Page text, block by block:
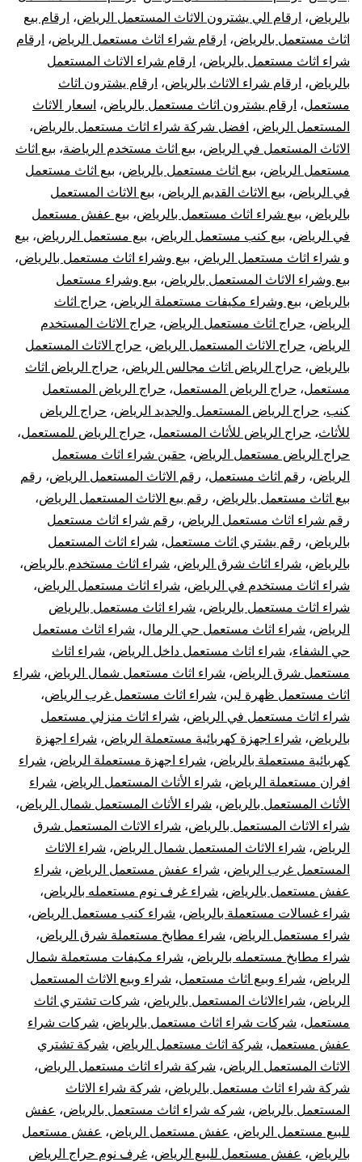
بالرياض، ارقام الي يشترون الاثاث المستعمل الرياض، ارقام بيع
اثاث مستعمل بالرياض، ارقام شراء اثاث مستعمل الرياض، ارقام
شراء اثاث مستعمل بالرياض، ارقام شراء الاثاث المستعمل
بالرياض، ارقام شراء الاثاث بالرياض، ارقام يشترون اثاث
مستعمل، ارقام يشترون اثاث مستعمل بالرياض، اسعار الاثاث
المستعمل الرياض، افضل شركة شراء اثاث مستعمل بالرياض،
الاثاث المستعمل في الرياض، بيع اثاث مستخدم الرياضة، بيع اثاث
مستعمل الرياض، بيع اثاث مستعمل بالرياض، بيع اثاث مستعمل
في الرياض، بيع الاثاث القديم الرياض، بيع الاثاث المستعمل
بالرياض، بيع شراء اثاث مستعمل بالرياض، بيع عفش مستعمل
في الرياض، بيع كنب مستعمل الرياض، بيع مستعمل الررياض، بيع
و شراء اثاث مستعمل الرياض، بيع وشراء اثاث مستعمل بالرياض،
بيع وشراء الاثاث المستعمل بالرياض، بيع وشراء مستعمل
بالرياض، بيع وشراء مكيفات مستعملة الرياض، حراج اثاث
الرياض، حراج اثاث مستعمل الرياض، حراج الاثاث المستخدم
الرياض، حراج الاثاث المستعمل الرياض، حراج الاثاث المستعمل
بالرياض، حراج الرياض اثاث مجالس الرياض، حراج الرياض اثاث
مستعمل، حراج الرياض المستعمل، حراج الرياض المستعمل
كنب، حراج الرياض المستعمل والجديد الرياض، حراج الرياض
للأثاث، حراج الرياض للأثاث المستعمل، حراج الرياض للمستعمل،
حراج الرياض مستعمل الرياض، حقين شراء اثاث مستعمل
الرياض، رقم اثاث مستعمل، رقم الاثاث المستعمل الرياض، رقم
بيع اثاث مستعمل بالرياض، رقم بيع الاثاث المستعمل الرياض،
رقم شراء اثاث مستعمل الرياض، رقم شراء اثاث مستعمل
بالرياض، رقم يشتري اثاث مستعمل، شراء اثاث المستعمل
بالرياض، شراء اثاث شرق الرياض، شراء اثاث مستخدم بالرياض،
شراء اثاث مستخدم في الرياض، شراء اثاث مستعمل الرياض،
شراء اثاث مستعمل بالرياض، شراء اثاث مستعمل بالرياض
الرياض، شراء اثاث مستعمل حي الرمال، شراء اثاث مستعمل
حي الشفاء، شراء اثاث مستعمل داخل الرياض، شراء اثاث
مستعمل شرق الرياض، شراء اثاث مستعمل شمال الرياض، شراء
اثاث مستعمل ظهرة لبن، شراء اثاث مستعمل غرب الرياض،
شراء اثاث مستعمل في الرياض، شراء اثاث منزلي مستعمل
بالرياض، شراء اجهزة كهربائية مستعملة الرياض، شراء اجهزة
كهربائية مستعملة بالرياض، شراء اجهزة مستعملة الرياض، شراء
افران مستعملة الرياض، شراء الأثاث المستعمل الرياض، شراء
الأثاث المستعمل بالرياض، شراء الأثاث المستعمل شمال الرياض،
شراء الاثاث المستعمل بالرياض، شراء الاثاث المستعمل شرق
الرياض، شراء الاثاث المستعمل شمال الرياض، شراء الاثاث
المستعمل غرب الرياض، شراء عفش مستعمل الرياض، شراء
عفش مستعمل بالرياض، شراء غرف نوم مستعمله بالرياض،
شراء غسالات مستعملة بالرياض، شراء كنب مستعمل الرياض،
شراء مستعمل الرياض، شراء مطابخ مستعملة شرق الرياض،
شراء مطابخ مستعمله بالرياض، شراء مكيفات مستعملة شمال
الرياض، شراء وبيع اثاث مستعمل، شراء وبيع الاثاث المستعمل
الرياض، شراءالاثاث المستعمل بالرياض، شركات تشتري اثاث
مستعمل، شركات شراء اثاث مستعمل بالرياض، شركات شراء
عفش مستعمل، شركة اثاث مستعمل الرياض، شركة تشتري
الاثاث المستعمل الرياض، شركة شراء اثاث مستعمل الرياض،
شركة شراء اثاث مستعمل بالرياض، شركة شراء الاثاث
المستعمل بالرياض، شركه شراء اثاث مستعمل بالرياض، عفش
للبيع مستعمل الرياض، عفش مستعمل الرياض، عفش مستعمل
بالرياض، عفش مستعمل للبيع الرياض، غرف نوم حراج الرياض